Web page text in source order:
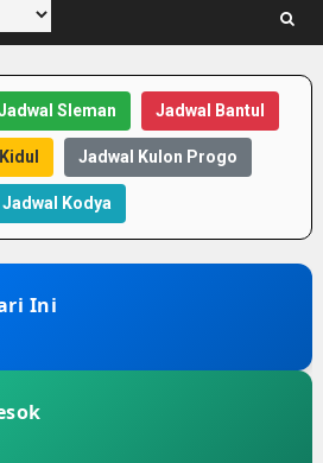
Sleman Jadwal Bantul
Jadwal Kulon Progo
Jadwal Kodya
Ini